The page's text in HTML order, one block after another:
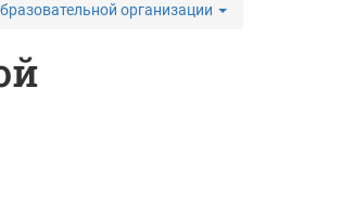
организации